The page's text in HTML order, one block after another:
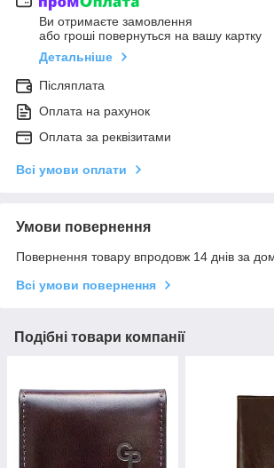
Ви отримаєте замовлення
або гроші повернуться на вашу картку
Детальніше
Післяплата
Оплата на рахунок
Оплата за реквізитами
Всі умови оплати
Умови повернення
Повернення товару впродовж 14 днів за
Всі умови повернення
Подібні товари компанії